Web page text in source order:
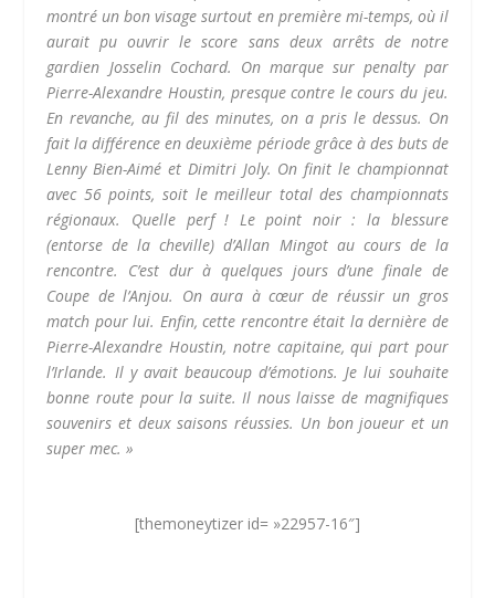
montré un bon visage surtout en première mi-temps, où il
aurait pu ouvrir le score sans deux arrêts de notre
gardien Josselin Cochard. On marque sur penalty par
Pierre-Alexandre Houstin, presque contre le cours du jeu.
En revanche, au fil des minutes, on a pris le dessus. On
fait la différence en deuxième période grâce à des buts de
Lenny Bien-Aimé et Dimitri Joly. On finit le championnat
avec 56 points, soit le meilleur total des championnats
régionaux. Quelle perf ! Le point noir : la blessure
(entorse de la cheville) d’Allan Mingot au cours de la
rencontre. C’est dur à quelques jours d’une finale de
Coupe de l’Anjou. On aura à cœur de réussir un gros
match pour lui. Enfin, cette rencontre était la dernière de
Pierre-Alexandre Houstin, notre capitaine, qui part pour
l’Irlande. Il y avait beaucoup d’émotions. Je lui souhaite
bonne route pour la suite. Il nous laisse de magnifiques
souvenirs et deux saisons réussies. Un bon joueur et un
super mec. »
[themoneytizer id= »22957-16″]